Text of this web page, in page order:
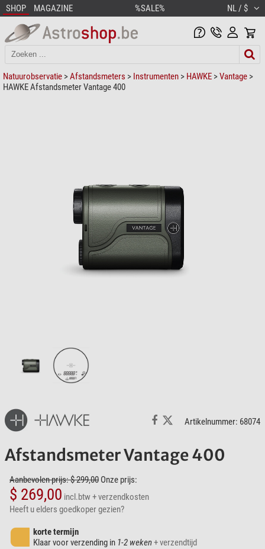
SHOP MAGAZINE %SALE% NL / $
Natuurobservatie >Afstandsmeters > Instrumenten > HAWKE >Vantage >
HAWKE Afstandsmeter Vantage 400
Artikelnummer: 68074
Afstandsmeter Vantage 400
Aanbevolen prijs: $ 299,00 Onze prijs:
$ 269,00 incl.btw+ verzendkosten
Heeft u elders goedkoper gezien?
korte termijn
Klaar voor verzending in 1-2 weken+ verzendtijd